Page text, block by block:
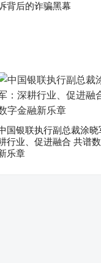
背后的诈骗黑幕
国银联执行副总裁涂晓
行业、促进融合 共谱
乐章